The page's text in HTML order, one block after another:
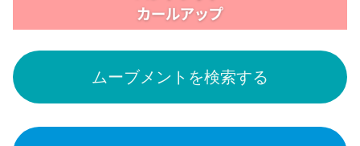
ムーブメントを検索する